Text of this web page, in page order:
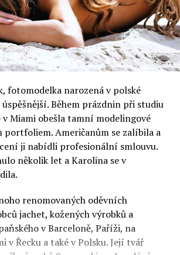
fotomodelka narozená v polské
Během prázdnin při studiu
Miami obešla tamní modelingové
portfoliem. Američanům se zalíbila a
ji nabídli profesionální smlouvu.
několik let a Karolina se v
renomovaných oděvních
jachet, kožených výrobků a
v Barceloně, Paříži, na
v Řecku a také v Polsku. Její tvář